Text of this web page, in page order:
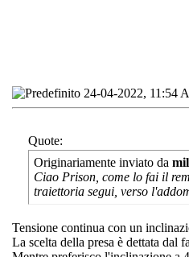
24-04-2022, 11:54
Quote:
Originariamente inviato da
Ciao Prison, come lo fai il
traiettoria segui, verso
Tensione continua con un
La scelta della presa è dettata dal